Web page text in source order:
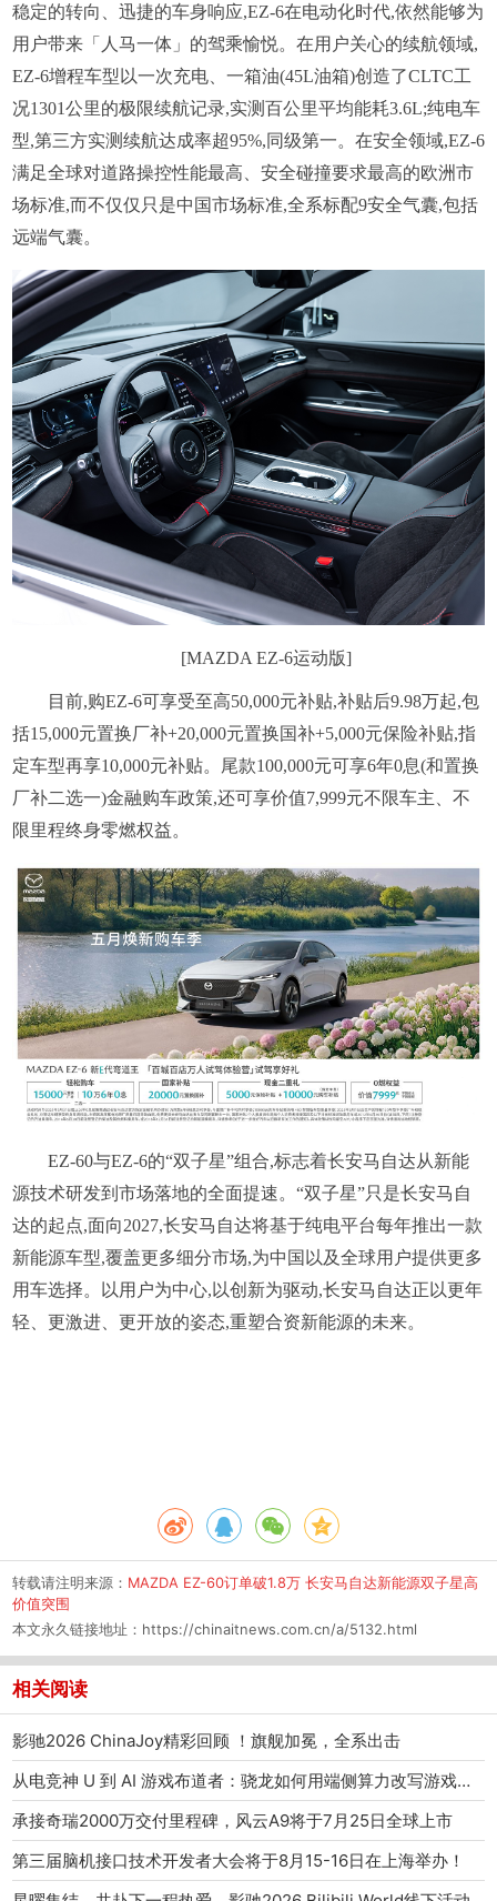
稳定的转向、迅捷的车身响应,EZ-6在电动化时代,依然能够为
用户带来「人马一体」的驾乘愉悦。在用户关心的续航领域,
EZ-6增程车型以一次充电、一箱油(45L油箱)创造了CLTC工
况1301公里的极限续航记录,实测百公里平均能耗3.6L;纯电车
型,第三方实测续航达成率超95%,同级第一。在安全领域,EZ-6
满足全球对道路操控性能最高、安全碰撞要求最高的欧洲市
场标准,而不仅仅只是中国市场标准,全系标配9安全气囊,包括
远端气囊。
[MAZDA EZ-6运动版]
目前,购EZ-6可享受至高50,000元补贴,补贴后9.98万起,包
括15,000元置换厂补+20,000元置换国补+5,000元保险补贴,指
定车型再享10,000元补贴。尾款100,000元可享6年0息(和置换
厂补二选一)金融购车政策,还可享价值7,999元不限车主、不
限里程终身零燃权益。
EZ-60与EZ-6的“双子星”组合,标志着长安马自达从新能
源技术研发到市场落地的全面提速。“双子星”只是长安马自
达的起点,面向2027,长安马自达将基于纯电平台每年推出一款
新能源车型,覆盖更多细分市场,为中国以及全球用户提供更多
用车选择。以用户为中心,以创新为驱动,长安马自达正以更年
轻、更激进、更开放的姿态,重塑合资新能源的未来。
转载请注明来源： MAZDA EZ-60订单破1.8万 长安马自达新能源双子星高
价值突围
本文永久链接地址： https://chinaitnews.com.cn/a/5132.html
相关阅读
影驰2026 ChinaJoy精彩回顾 ！旗舰加冕，全系出击
从电竞神 U 到 AI 游戏布道者：骁龙如何用端侧算力改写游戏产业范式
承接奇瑞2000万交付里程碑，风云A9将于7月25日全球上市
第三届脑机接口技术开发者大会将于8月15-16日在上海举办！